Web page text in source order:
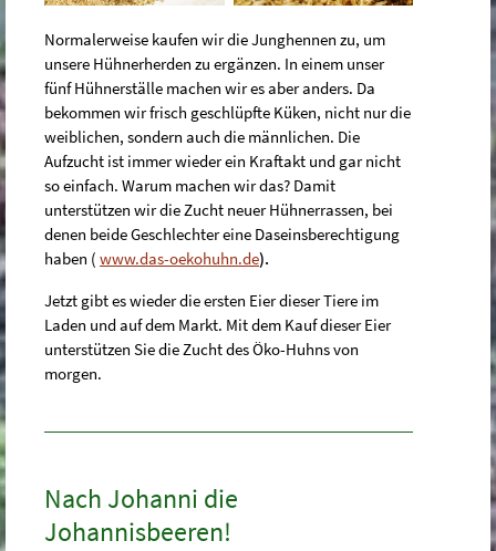
Normalerweise kaufen wir die Junghennen zu, um
unsere Hühnerherden zu ergänzen. In einem unser
fünf Hühnerställe machen wir es aber anders. Da
bekommen wir frisch geschlüpfte Küken, nicht nur die
weiblichen, sondern auch die männlichen. Die
Aufzucht ist immer wieder ein Kraftakt und gar nicht
so einfach. Warum machen wir das? Damit
unterstützen wir die Zucht neuer Hühnerrassen, bei
denen beide Geschlechter eine Daseinsberechtigung
haben ( www.das-oekohuhn.de).
Jetzt gibt es wieder die ersten Eier dieser Tiere im
Laden und auf dem Markt. Mit dem Kauf dieser Eier
unterstützen Sie die Zucht des Öko-Huhns von
morgen.
Nach Johanni die
Johannisbeeren!